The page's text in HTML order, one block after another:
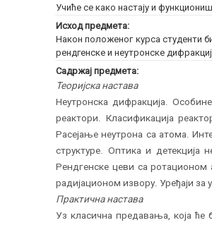
Учиће се како настају и
Исход предмета:
Након положеног курса студенти
рендгенске и неутронске
Садржај предмета:
Теоријска настава
Неутронска дифракција.
реактори. Класификација
Расејање неутрона са атома.
структуре. Оптика и детекција
Рендгенске цеви са
радијационом извору. Уређаји за
Практична настава
Уз класична предавања, која